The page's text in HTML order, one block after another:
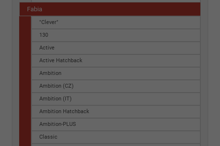
Fabia
"Clever"
130
Active
Active Hatchback
Ambition
Ambition (CZ)
Ambition (IT)
Ambition Hatchback
Ambition-PLUS
Classic